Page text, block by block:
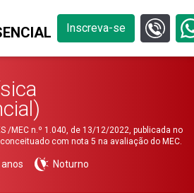
Inscreva-se
/MEC n.º 1.040, de 13/12/2022, publicada no
com nota 5 na avaliação do MEC.
Noturno